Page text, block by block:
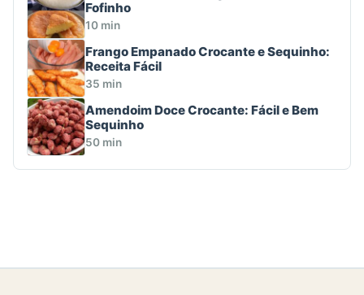
Fofinho
10 min
Frango Empanado Crocante e Sequinho:
Receita Fácil
35 min
Amendoim Doce Crocante: Fácil e Bem
Sequinho
50 min